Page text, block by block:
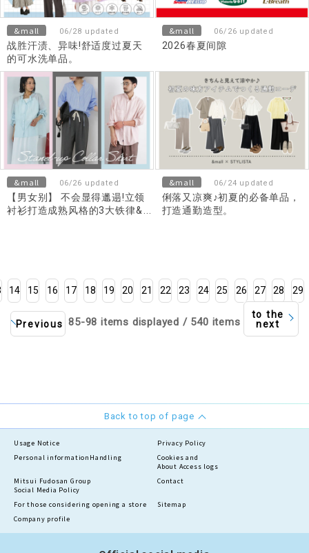
&mall 06/28 updated
战胜汗渍、异味!舒适度过夏天
的可水洗单品。
&mall 06/26 updated
2026春夏间隙
&mall 06/26 updated
【男女别】 不会显得邋遢!立领
衬衫打造成熟风格的3大铁律&
&mall 06/24 updated
俐落又凉爽♪初夏的必备单品，
打造通勤造型。
Previous
14 15 16 17 18 19 20 21 22 23 24 25 26 27 28 29
to the
next
85-98 items displayed / 540 items
Back to top of page
Usage Notice
Privacy Policy
Personal information Handling
Cookies and
About Access logs
Mitsui Fudosan Group
Social Media Policy
Contact
For those considering opening a store
Sitemap
Company profile